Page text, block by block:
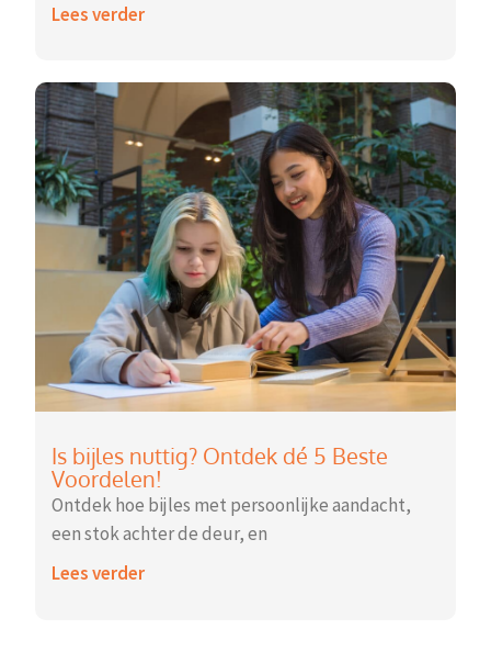
Lees verder
Is bijles nuttig? Ontdek dé 5 Beste
Voordelen!
Ontdek hoe bijles met persoonlijke aandacht,
een stok achter de deur, en
Lees verder